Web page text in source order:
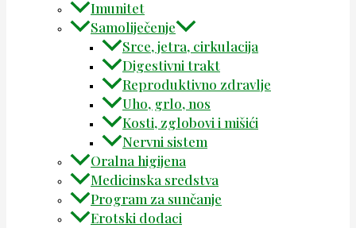
Imunitet
Samoliječenje
Srce, jetra, cirkulacija
Digestivni trakt
Reproduktivno zdravlje
Uho, grlo, nos
Kosti, zglobovi i mišići
Nervni sistem
Oralna higijena
Medicinska sredstva
Program za sunčanje
Erotski dodaci